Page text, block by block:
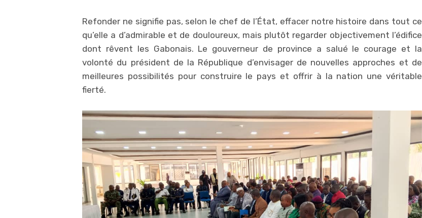
Refonder ne signifie pas, selon le chef de l’État, effacer notre histoire dans tout ce
qu’elle a d’admirable et de douloureux, mais plutôt regarder objectivement l’édifice
dont rêvent les Gabonais. Le gouverneur de province a salué le courage et la
volonté du président de la République d’envisager de nouvelles approches et de
meilleures possibilités pour construire le pays et offrir à la nation une véritable
fierté.